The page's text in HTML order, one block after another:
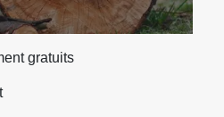
gratuits